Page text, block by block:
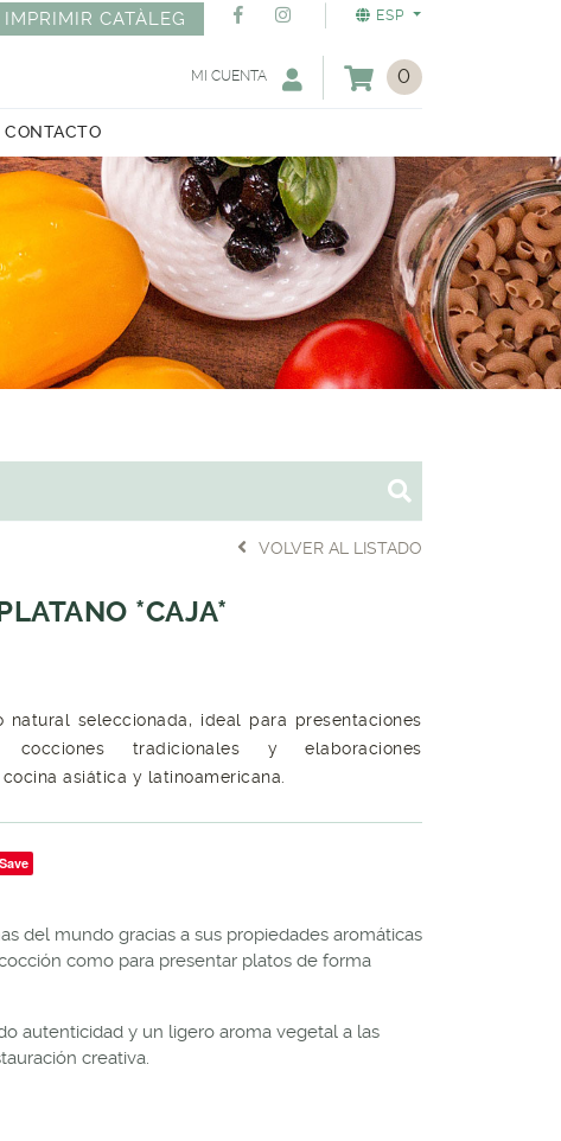
ESP
IMPRIMIR CATÀLEG
0
MI CUENTA
CONTACTO
VOLVER AL LISTADO
*CAJA*
natural seleccionada, ideal para presentaciones
cocciones tradicionales y elaboraciones
asiática y latinoamericana.
Save
del mundo gracias a sus propiedades aromáticas
como para presentar platos de forma
autenticidad y un ligero aroma vegetal a las
creativa.